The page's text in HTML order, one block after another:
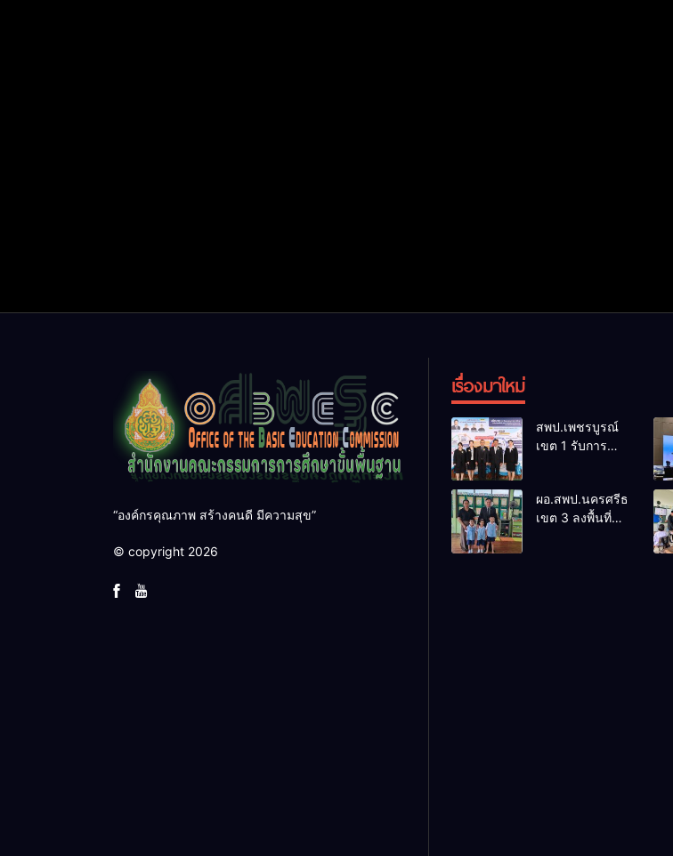
“องค์กรคุณภาพ สร้างคนดี มีความสุข”
© copyright 2026
เรื่องมาใหม่
สพป.เพชรบูรณ์
เขต 1 รับการ
ประจักษ์ คัดเลือก
“ก.ต.ป.น.
ผอ.สพป.นครศรีธรรมราช
เขต 3 ลงพื้นที่